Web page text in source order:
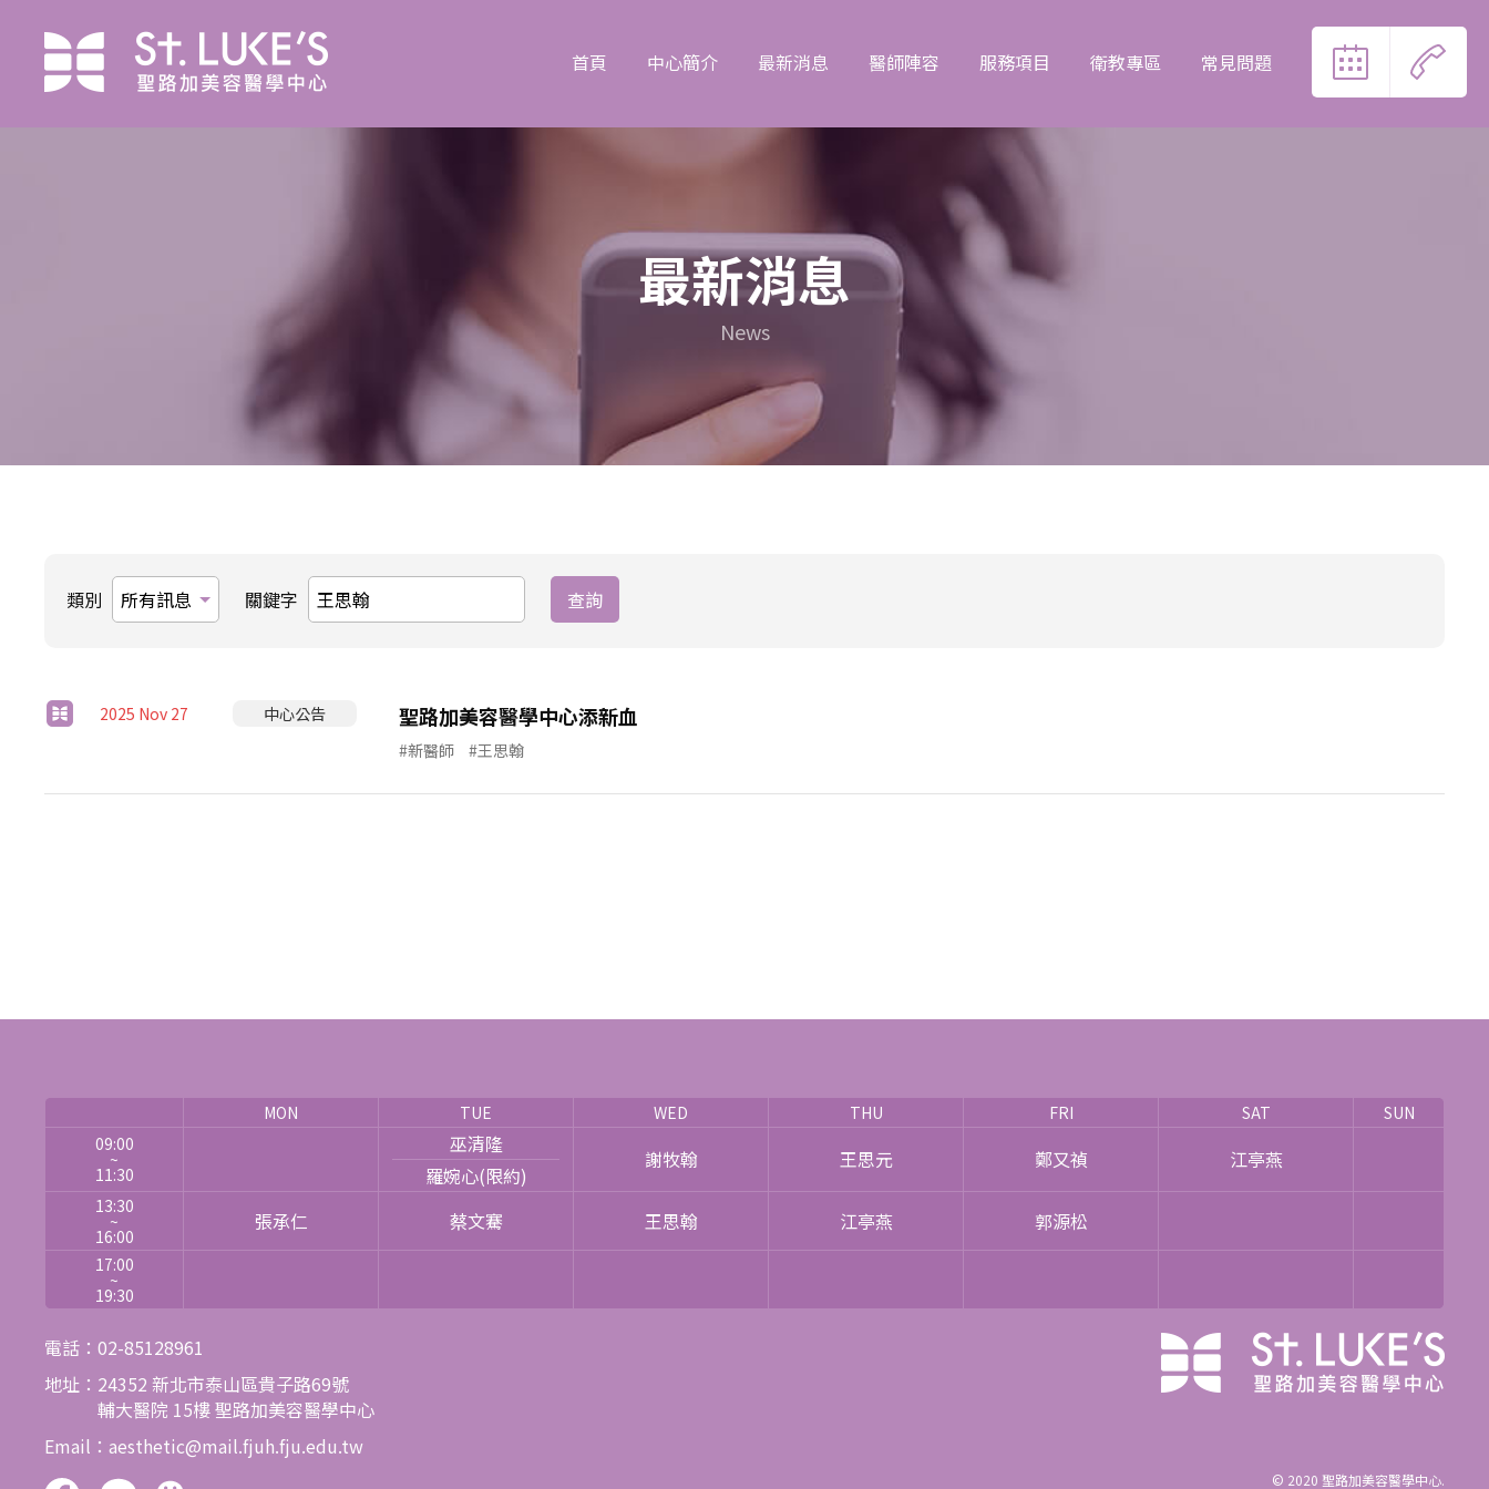
首頁 中心簡介 最新消息 醫師陣容 服務項目 衛教專區 常見問題
最新消息
News
類別 關鍵字
2025 Nov 27 中心公告 聖路加美容醫學中心添新血
#新醫師 #王思翰
MON TUE WED THU FRI SAT
SUN
09:00
~
11:30
巫清隆
羅婉心(限約)
謝牧翰 王思元 鄭又禎 江亭燕
13:30
~
16:00
張承仁 蔡文騫 王思翰 江亭燕 郭源松
17:00
~
19:30
電話： 02-85128961
地址：24352 新北市泰山區貴子路69號
輔大醫院 15樓聖路加美容醫學中心
Email： aesthetic@mail.fjuh.fju.edu.tw
© 2020 聖路加美容醫學中心.